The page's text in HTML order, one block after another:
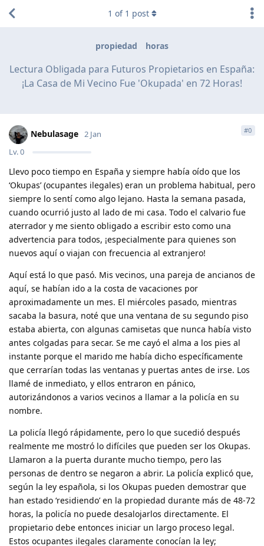
propiedad horas
Lectura Obligada para Futuros Propietarios en España:
¡La Casa de Mi Vecino Fue 'Okupada' en 72 Horas!
1 of 1 post
Nebulasage
Lv.0
2 Jan #0
Llevo poco tiempo en España y siempre había oído que los
‘Okupas’ (ocupantes ilegales) eran un problema habitual, pero
siempre lo sentí como algo lejano. Hasta la semana pasada,
cuando ocurrió justo al lado de mi casa. Todo el calvario fue
aterrador y me siento obligado a escribir esto como una
advertencia para todos, ¡especialmente para quienes son
nuevos aquí o viajan con frecuencia al extranjero!
Aquí está lo que pasó. Mis vecinos, una pareja de ancianos de
aquí, se habían ido a la costa de vacaciones por
aproximadamente un mes. El miércoles pasado, mientras
sacaba la basura, noté que una ventana de su segundo piso
estaba abierta, con algunas camisetas que nunca había visto
antes colgadas para secar. Se me cayó el alma a los pies al
instante porque el marido me había dicho específicamente
que cerrarían todas las ventanas y puertas antes de irse. Los
llamé de inmediato, y ellos entraron en pánico,
autorizándonos a varios vecinos a llamar a la policía en su
nombre.
La policía llegó rápidamente, pero lo que sucedió después
realmente me mostró lo difíciles que pueden ser los Okupas.
Llamaron a la puerta durante mucho tiempo, pero las
personas de dentro se negaron a abrir. La policía explicó que,
según la ley española, si los Okupas pueden demostrar que
han estado ‘residiendo’ en la propiedad durante más de 48-72
horas, la policía no puede desalojarlos directamente. El
propietario debe entonces iniciar un largo proceso legal.
Estos ocupantes ilegales claramente conocían la ley;